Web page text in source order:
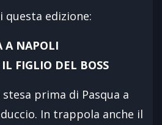
questa edizione:
A NAPOLI
FIGLIO DEL BOSS
prima di Pasqua a
In trappola anche il